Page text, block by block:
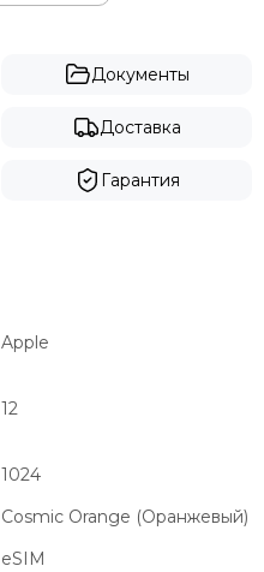
Документы
Доставка
Гарантия
Apple
12
1024
Cosmic Orange (Оранжевый)
eSIM